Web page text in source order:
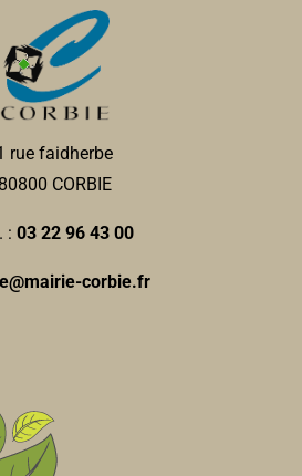
rue faidherbe
80800 CORBIE
: 03 22 96 43 00
corbie.fr